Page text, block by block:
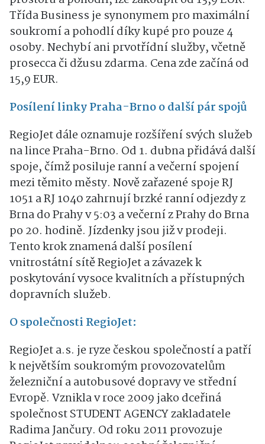
Třída Business je synonymem pro maximální
soukromí a pohodlí díky kupé pro pouze 4
osoby. Nechybí ani prvotřídní služby, včetně
prosecca či džusu zdarma. Cena zde začíná od
15,9 EUR.
Posílení linky Praha-Brno o další pár spojů
RegioJet dále oznamuje rozšíření svých služeb
na lince Praha-Brno. Od 1. dubna přidává další
spoje, čímž posiluje ranní a večerní spojení
mezi těmito městy. Nově zařazené spoje RJ
1051 a RJ 1040 zahrnují brzké ranní odjezdy z
Brna do Prahy v 5:03 a večerní z Prahy do Brna
po 20. hodině. Jízdenky jsou již v prodeji.
Tento krok znamená další posílení
vnitrostátní sítě RegioJet a závazek k
poskytování vysoce kvalitních a přístupných
dopravních služeb.
O společnosti RegioJet:
RegioJet a.s. je ryze českou společností a patří
k největším soukromým provozovatelům
železniční a autobusové dopravy ve střední
Evropě. Vznikla v roce 2009 jako dceřiná
společnost STUDENT AGENCY zakladatele
Radima Jančury. Od roku 2011 provozuje